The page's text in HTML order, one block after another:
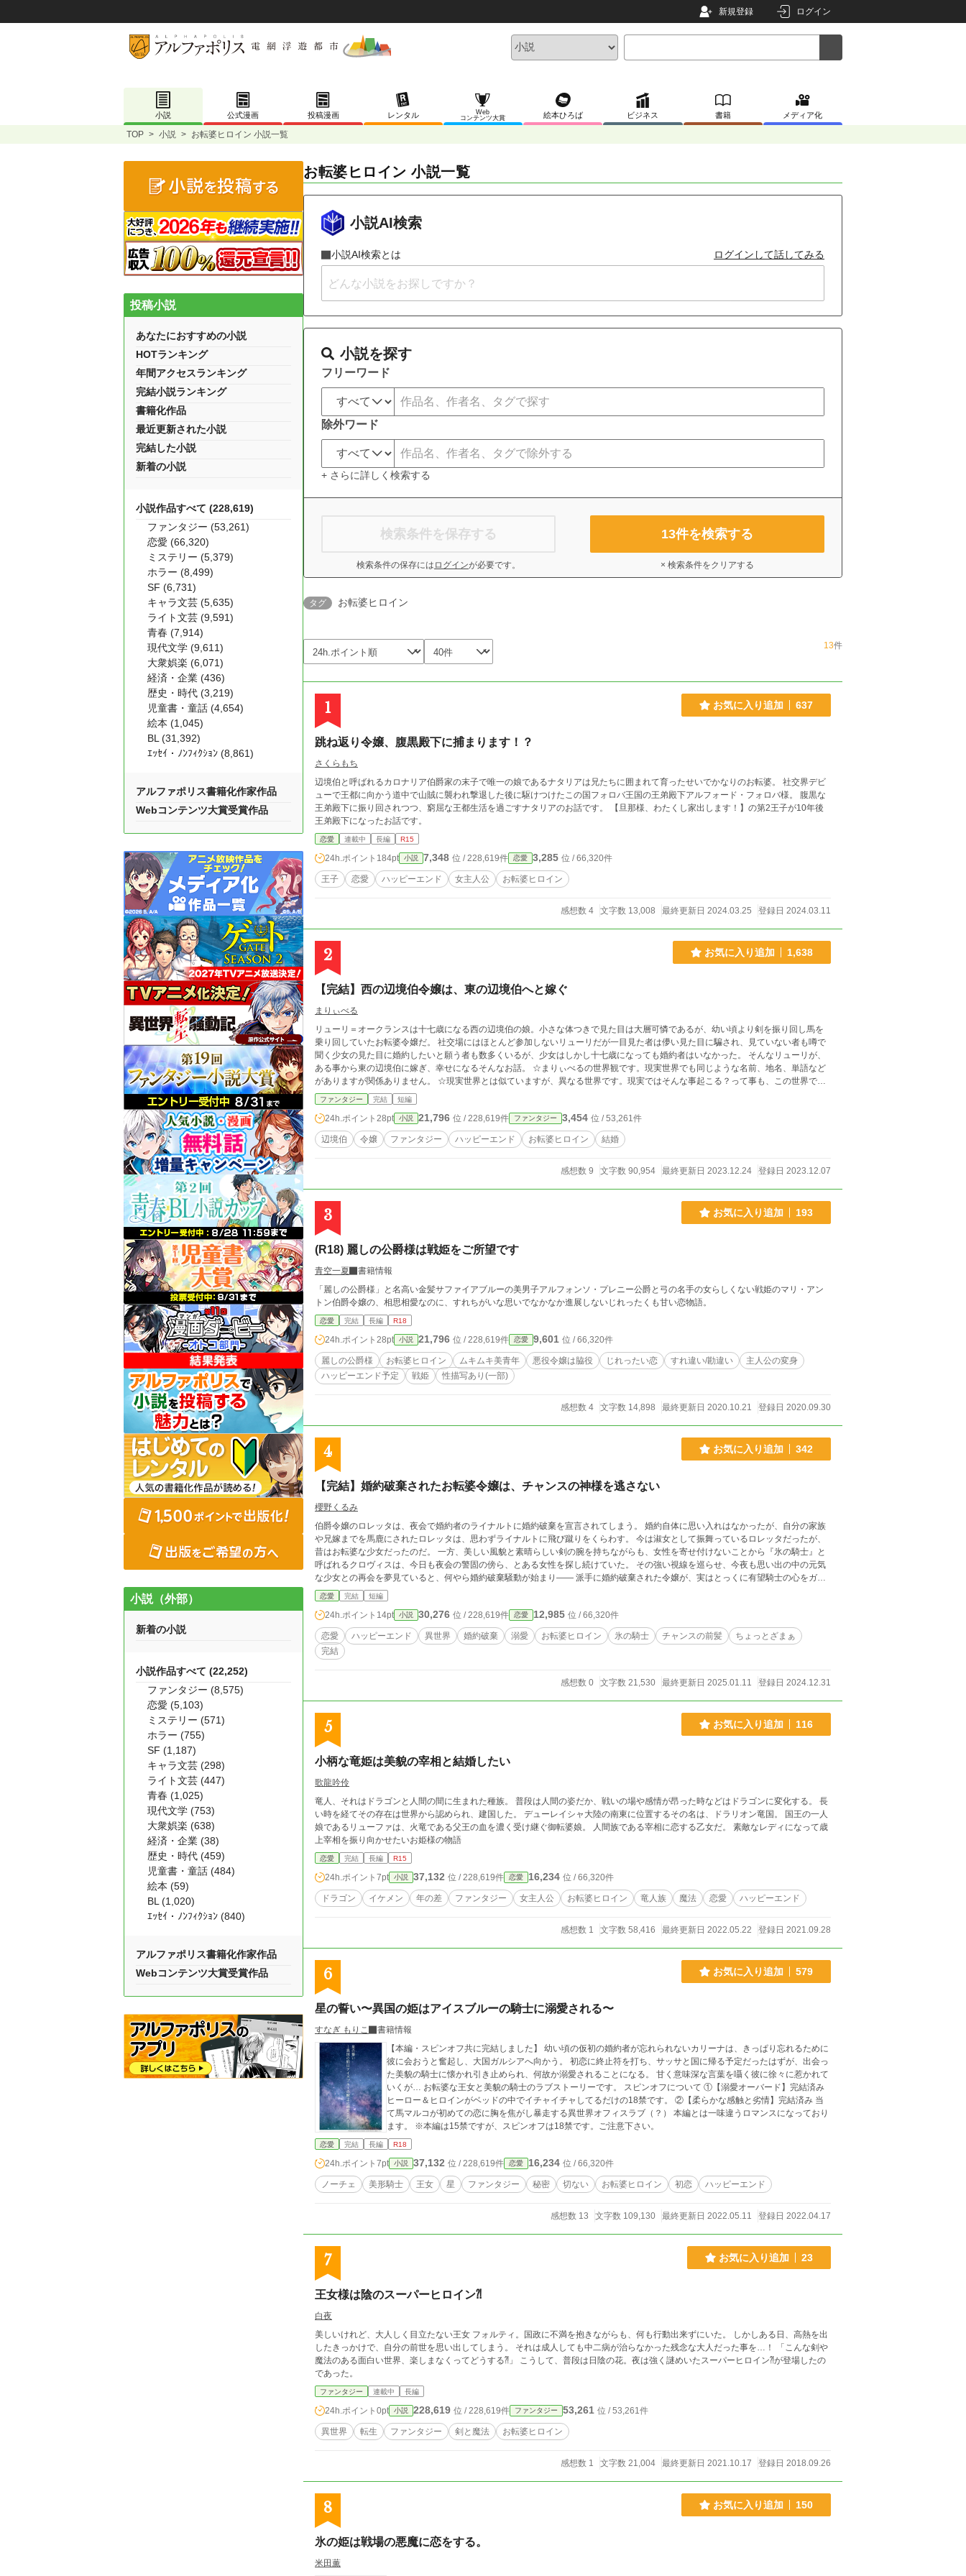
新規登録 ログイン
小説 公式漫画 投稿漫画 レンタル
Web
コンテンツ大賞
絵本ひろば ビジネス 書籍 メディア化
TOP > 小説 > お転婆ヒロイン 小説一覧
お転婆ヒロイン 小説一覧
小説AI検索
小説AI検索とは ログインして話してみる
小説を探す
フリーワード
除外ワード
+ さらに詳しく検索する
検索条件を保存する
検索条件の保存には ログインが必要です。
13件を検索する
× 検索条件をクリアする
タグ お転婆ヒロイン
13件
1 お気に入り追加 637
跳ね返り令嬢、腹黒殿下に捕まります！？
さくらもち
辺境伯と呼ばれるカロナリア伯爵家の末子で唯一の娘であるナタリアは兄たちに囲まれて育ったせいでかなりのお転婆。 社交界デビ
ューで王都に向かう道中で山賊に襲われ撃退した後に駆けつけたこの国フォロバ王国の王弟殿下アルフォード・フォロバ様。 腹黒な
王弟殿下に振り回されつつ、窮屈な王都生活を過ごすナタリアのお話です。 【旦那様、わたくし家出します！】の第2王子が10年後
王弟殿下になったお話です。
恋愛 連載中 長編 R15
24h.ポイント 184pt 小説 7,348 位 / 228,619件 恋愛 3,285 位 / 66,320件
王子 恋愛 ハッピーエンド 女主人公 お転婆ヒロイン
感想数 4 文字数 13,008 最終更新日 2024.03.25 登録日 2024.03.11
2 お気に入り追加 1,638
【完結】西の辺境伯令嬢は、東の辺境伯へと嫁ぐ
まりぃべる
リューリ＝オークランスは十七歳になる西の辺境伯の娘。小さな体つきで見た目は大層可憐であるが、幼い頃より剣を振り回し馬を
乗り回していたお転婆令嬢だ。 社交場にはほとんど参加しないリューリだが一目見た者は儚い見た目に騙され、見ていない者も噂で
聞く少女の見た目に婚約したいと願う者も数多くいるが、少女はしかし十七歳になっても婚約者はいなかった。 そんなリューリが、
ある事から東の辺境伯に嫁ぎ、幸せになるそんなお話。 ☆まりぃべるの世界観です。現実世界でも同じような名前、地名、単語など
がありますが関係ありません。 ☆現実世界とは似ていますが、異なる世界です。現実ではそんな事起こる？って事も、この世界では
現象として起こる場面があります。ファンタジーです。それをご承知の上、楽しんでいただけると幸いです。 ☆投稿は毎日する予定
です。 ☆間違えまして、感想の中にネタバレがあります…感想から読む方はお気をつけ下さい。
ファンタジー 完結 短編
24h.ポイント 28pt 小説 21,796 位 / 228,619件 ファンタジー 3,454 位 / 53,261件
辺境伯 令嬢 ファンタジー ハッピーエンド お転婆ヒロイン 結婚
感想数 9 文字数 90,954 最終更新日 2023.12.24 登録日 2023.12.07
3 お気に入り追加 193
(R18) 麗しの公爵様は戦姫をご所望です
青空一夏
書籍情報
「麗しの公爵様」と名高い金髪サファイアブルーの美男子アルフォンソ・プレニー公爵と弓の名手の女らしくない戦姫のマリ・アン
トン伯爵令嬢の、相思相愛なのに、すれちがいな思いでなかなか進展しないじれったくも甘い恋物語。
恋愛 完結 長編 R18
24h.ポイント 28pt 小説 21,796 位 / 228,619件 恋愛 9,601 位 / 66,320件
麗しの公爵様 お転婆ヒロイン ムキムキ美青年 悪役令嬢は脇役 じれったい恋 すれ違い/勘違い
主人公の変身
ハッピーエンド予定
戦姫 性描写あり(一部)
感想数 4 文字数 14,898 最終更新日 2020.10.21 登録日 2020.09.30
4 お気に入り追加 342
【完結】婚約破棄されたお転婆令嬢は、チャンスの神様を逃さない
櫻野くるみ
伯爵令嬢のロレッタは、夜会で婚約者のライナルトに婚約破棄を宣言されてしまう。 婚約自体に思い入れはなかったが、自分の家族
や兄嫁までを馬鹿にされたロレッタは、思わずライナルトに飛び蹴りをくらわす。 今は淑女として振舞っているロレッタだったが、
昔はお転婆な少女だったのだ。 一方、美しい風貌と素晴らしい剣の腕を持ちながらも、女性を寄せ付けないことから『氷の騎士』と
呼ばれるクロヴィスは、今日も夜会の警固の傍ら、とある女性を探し続けていた。 その強い視線を巡らせ、今夜も思い出の中の元気
な少女との再会を夢見ていると、何やら婚約破棄騒動が始まり―― 派手に婚約破棄された令嬢が、実はとっくに有望騎士の心をガッ
恋愛 完結 短編
24h.ポイント 14pt 小説 30,276 位 / 228,619件 恋愛 12,985 位 / 66,320件
恋愛 ハッピーエンド 異世界 婚約破棄 溺愛 お転婆ヒロイン 氷の騎士 チャンスの前髪
ちょっとざまぁ
完結
感想数 0 文字数 21,530 最終更新日 2025.01.11 登録日 2024.12.31
5 お気に入り追加 116
小柄な竜姫は美貌の宰相と結婚したい
歌龍吟伶
竜人、それはドラゴンと人間の間に生まれた種族。 普段は人間の姿だか、戦いの場や感情が昂った時などはドラゴンに変化する。 長
い時を経てその存在は世界から認められ、建国した。 デューレイシャ大陸の南東に位置するその名は、ドラリオン竜国。 国王の一人
娘であるリューファは、火竜である父王の血を濃く受け継ぐ御転婆娘。 人間族である宰相に恋する乙女だ。 素敵なレディになって歳
上宰相を振り向かせたいお姫様の物語
恋愛 完結 長編 R15
24h.ポイント 7pt 小説 37,132 位 / 228,619件 恋愛 16,234 位 / 66,320件
ドラゴン イケメン 年の差 ファンタジー 女主人公 お転婆ヒロイン 竜人族 魔法 恋愛 ハッピーエンド
感想数 1 文字数 58,416 最終更新日 2022.05.22 登録日 2021.09.28
6 お気に入り追加 579
星の誓い〜異国の姫はアイスブルーの騎士に溺愛される〜
すなぎ もりこ
書籍情報
【本編・スピンオフ共に完結しました】 幼い頃の仮初の婚約者が忘れられないカリーナは、きっぱり忘れるために
彼に会おうと奮起し、大国ガルシアへ向かう。 初恋に終止符を打ち、サッサと国に帰る予定だったはずが、出会っ
た美貌の騎士に懐かれ引き止められ、何故か溺愛されることになる。 甘く意味深な言葉を囁く彼に徐々に惹かれて
いくが… お転婆な王女と美貌の騎士のラブストーリーです。 スピンオフについて ①【溺愛オーバード】完結済み
ヒーロー＆ヒロインがベッドの中でイチャイチャしてるだけの18禁です。 ②【柔らかな感触と劣情】完結済み 当
て馬マルコが初めての恋に胸を焦がし暴走する異世界オフィスラブ（？） 本編とは一味違うロマンスになっており
ます。 ※本編は15禁ですが、スピンオフは18禁です。ご注意下さい。
恋愛 完結 長編 R18
24h.ポイント 7pt 小説 37,132 位 / 228,619件 恋愛 16,234 位 / 66,320件
ノーチェ 美形騎士 王女 星 ファンタジー 秘密 切ない お転婆ヒロイン 初恋 ハッピーエンド
感想数 13 文字数 109,130 最終更新日 2022.05.11 登録日 2022.04.17
7 お気に入り追加 23
王女様は陰のスーパーヒロイン⁈
白夜
美しいけれど、大人しく目立たない王女 フォルティ。国政に不満を抱きながらも、何も行動出来ずにいた。 しかしある日、高熱を出
したきっかけで、自分の前世を思い出してしまう。 それは成人しても中二病が治らなかった残念な大人だった事を…！ 「こんな剣や
魔法のある面白い世界、楽しまなくってどうする⁈」 こうして、普段は日陰の花。夜は強く謎めいたスーパーヒロイン⁈が登場したの
であった。
ファンタジー 連載中 長編
24h.ポイント 0pt 小説 228,619 位 / 228,619件 ファンタジー 53,261 位 / 53,261件
異世界 転生 ファンタジー 剣と魔法 お転婆ヒロイン
感想数 1 文字数 21,004 最終更新日 2021.10.17 登録日 2018.09.26
8 お気に入り追加 150
氷の姫は戦場の悪魔に恋をする。
米田薫
投稿小説
あなたにおすすめの小説
HOTランキング
年間アクセスランキング
完結小説ランキング
書籍化作品
最近更新された小説
完結した小説
新着の小説
小説作品すべて (228,619)
ファンタジー (53,261)
恋愛 (66,320)
ミステリー (5,379)
ホラー (8,499)
SF (6,731)
キャラ文芸 (5,635)
ライト文芸 (9,591)
青春 (7,914)
現代文学 (9,611)
大衆娯楽 (6,071)
経済・企業 (436)
歴史・時代 (3,219)
児童書・童話 (4,654)
絵本 (1,045)
BL (31,392)
ｴｯｾｲ・ﾉﾝﾌｨｸｼｮﾝ (8,861)
アルファポリス書籍化作家作品
Webコンテンツ大賞受賞作品
小説（外部）
新着の小説
小説作品すべて (22,252)
ファンタジー (8,575)
恋愛 (5,103)
ミステリー (571)
ホラー (755)
SF (1,187)
キャラ文芸 (298)
ライト文芸 (447)
青春 (1,025)
現代文学 (753)
大衆娯楽 (638)
経済・企業 (38)
歴史・時代 (459)
児童書・童話 (484)
絵本 (59)
BL (1,020)
ｴｯｾｲ・ﾉﾝﾌｨｸｼｮﾝ (840)
アルファポリス書籍化作家作品
Webコンテンツ大賞受賞作品